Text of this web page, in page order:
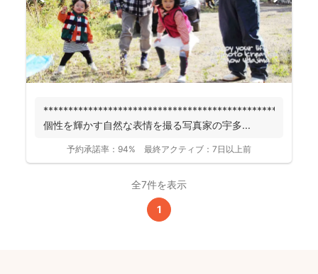
******************************************************
個性を輝かす自然な表情を撮る写真家の宇多...
予約承諾率： 94% 最終アクティブ： 7日以上前
全7件を表示
1